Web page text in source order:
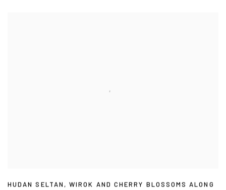
HUDAN SELTAN ,WIROK AND CHERRY BLOSSOMS ALONG